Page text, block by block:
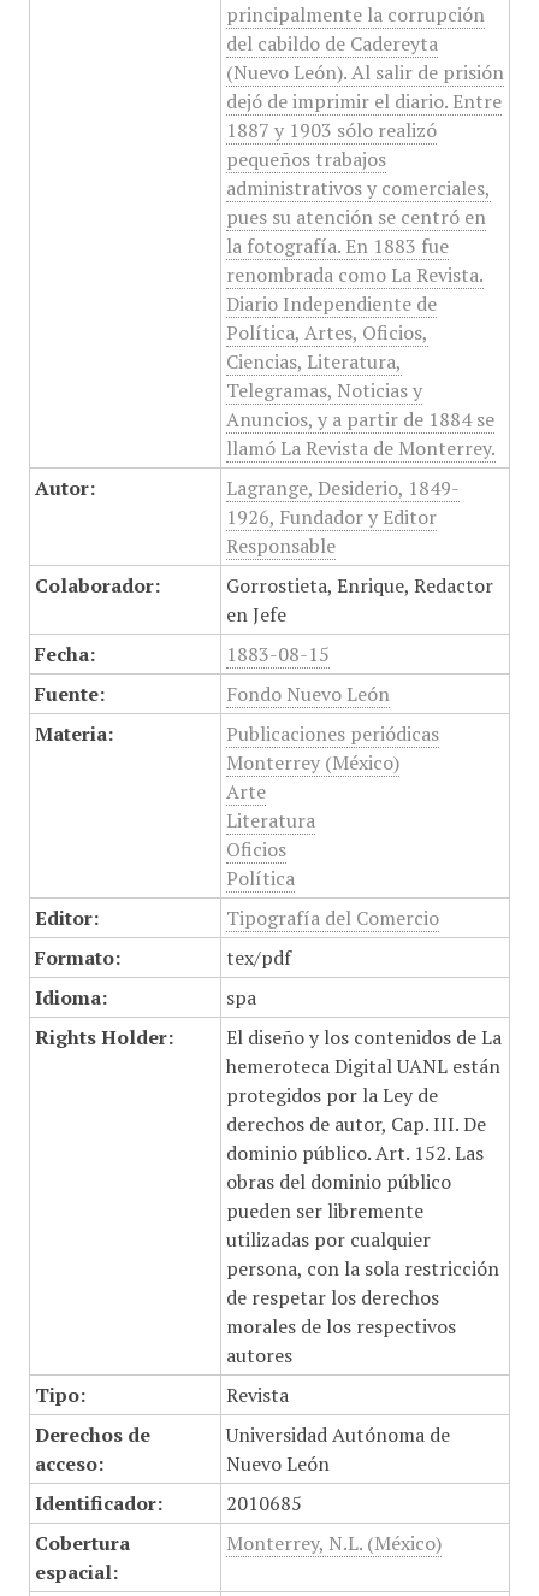
principalmente la corrupción
del cabildo de Cadereyta
(Nuevo León). Al salir de prisión
dejó de imprimir el diario. Entre
1887 y 1903 sólo realizó
pequeños trabajos
administrativos y comerciales,
pues su atención se centró en
la fotografía. En 1883 fue
renombrada como La Revista.
Diario Independiente de
Política, Artes, Oficios,
Ciencias, Literatura,
Telegramas, Noticias y
Anuncios, y a partir de 1884 se
llamó La Revista de Monterrey.
Autor:
Lagrange, Desiderio, 1849-
1926, Fundador y Editor
Responsable
Colaborador:
Gorrostieta, Enrique, Redactor
en Jefe
Fecha:
1883-08-15
Fuente:
Fondo Nuevo León
Materia:
Publicaciones periódicas
Monterrey (México)
Arte
Literatura
Oficios
Política
Editor:
Tipografía del Comercio
Formato:
tex/pdf
Idioma:
spa
Rights Holder:
El diseño y los contenidos de La
hemeroteca Digital UANL están
protegidos por la Ley de
derechos de autor, Cap. III. De
dominio público. Art. 152. Las
obras del dominio público
pueden ser libremente
utilizadas por cualquier
persona, con la sola restricción
de respetar los derechos
morales de los respectivos
autores
Tipo:
Revista
Derechos de
acceso:
Universidad Autónoma de
Nuevo León
Identificador:
2010685
Cobertura
espacial:
Monterrey, N.L. (México)